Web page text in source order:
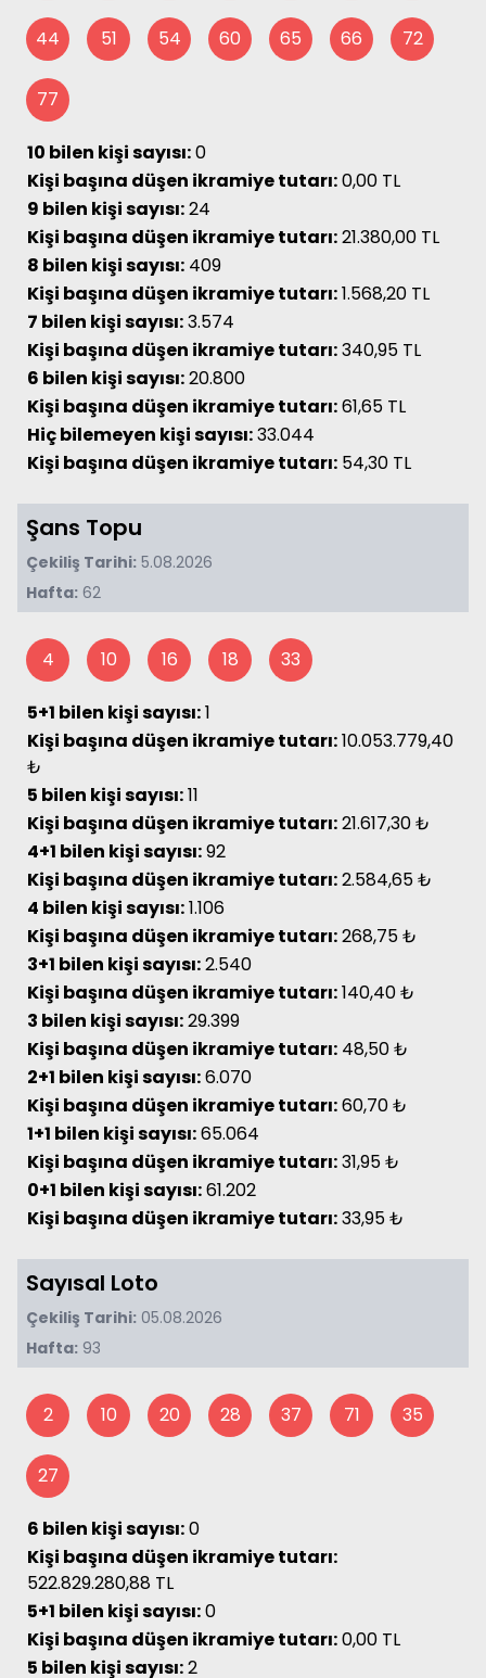
44 51 54 60 65 66 72
77
10 bilen kişi sayısı:0
Kişi başına düşen ikramiye tutarı:0,00 TL
9 bilen kişi sayısı:24
Kişi başına düşen ikramiye tutarı:21.380,00 TL
8 bilen kişi sayısı: 409
Kişi başına düşen ikramiye tutarı:1.568,20 TL
7 bilen kişi sayısı:3.574
Kişi başına düşen ikramiye tutarı:340,95 TL
6 bilen kişi sayısı:20.800
Kişi başına düşen ikramiye tutarı:61,65 TL
Hiç bilemeyen kişi sayısı:33.044
Kişi başına düşen ikramiye tutarı: 54,30 TL
Şans Topu
Çekiliş Tarihi: 5.08.2026
Hafta: 62
4 10 16 18 33
5+1 bilen kişi sayısı:1
Kişi başına düşen ikramiye tutarı:10.053.779,40
₺
5 bilen kişi sayısı:11
Kişi başına düşen ikramiye tutarı:21.617,30 ₺
4+1 bilen kişi sayısı:92
Kişi başına düşen ikramiye tutarı:2.584,65 ₺
4 bilen kişi sayısı:1.106
Kişi başına düşen ikramiye tutarı:268,75 ₺
3+1 bilen kişi sayısı:2.540
Kişi başına düşen ikramiye tutarı:140,40 ₺
3 bilen kişi sayısı:29.399
Kişi başına düşen ikramiye tutarı: 48,50 ₺
2+1 bilen kişi sayısı:6.070
Kişi başına düşen ikramiye tutarı:60,70 ₺
1+1 bilen kişi sayısı:65.064
Kişi başına düşen ikramiye tutarı:31,95 ₺
0+1 bilen kişi sayısı:61.202
Kişi başına düşen ikramiye tutarı:33,95 ₺
Sayısal Loto
Çekiliş Tarihi: 05.08.2026
Hafta: 93
2 10 20 28 37 71 35
27
6 bilen kişi sayısı:0
Kişi başına düşen ikramiye tutarı:
522.829.280,88 TL
5+1 bilen kişi sayısı:0
Kişi başına düşen ikramiye tutarı:0,00 TL
5 bilen kişi sayısı:2